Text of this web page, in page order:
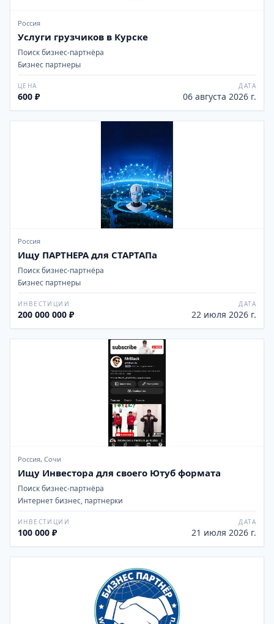
Россия
Услуги грузчиков в Курске
Поиск бизнес-партнёра
Бизнес партнеры
ЦЕНА
600 ₽
ДАТА
06 августа 2026 г.
Россия
Ищу ПАРТНЕРА для СТАРТАПа
Поиск бизнес-партнёра
Бизнес партнеры
ИНВЕСТИЦИИ
200 000 000 ₽
ДАТА
22 июля 2026 г.
Россия, Сочи
Ищу Инвестора для своего Ютуб формата
Поиск бизнес-партнёра
Интернет бизнес, партнерки
ИНВЕСТИЦИИ
100 000 ₽
ДАТА
21 июля 2026 г.